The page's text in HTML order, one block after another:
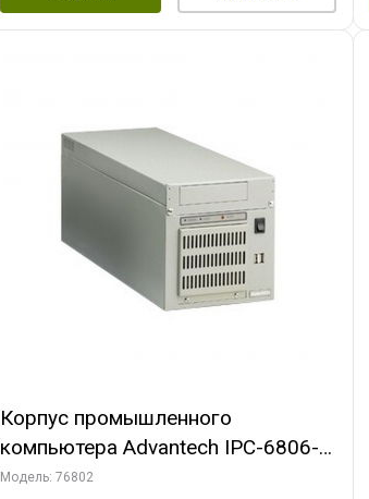
Корпус промышленного
компьютера Advantech IPC-6806-
25F, 6 слотов, 250W PSU, Отсеки:
Модель: 76802